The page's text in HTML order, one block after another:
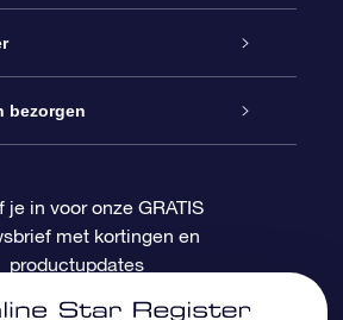
sterrenpagina
bezorgen
je in voor onze GRATIS
met kortingen en
productupdates